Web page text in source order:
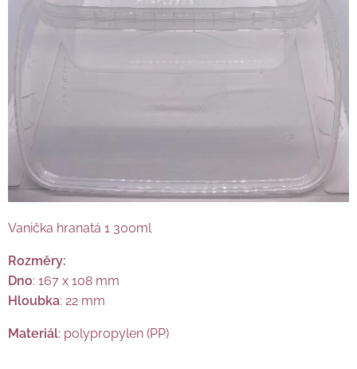
Vanička hranatá 1 300ml
Rozměry:
Dno: 167 x 108 mm
Hloubka: 22 mm
Materiál: polypropylen (PP)